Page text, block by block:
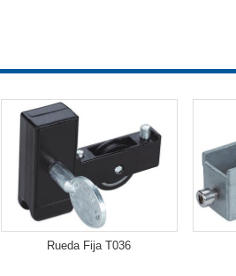
Rueda Fija T036